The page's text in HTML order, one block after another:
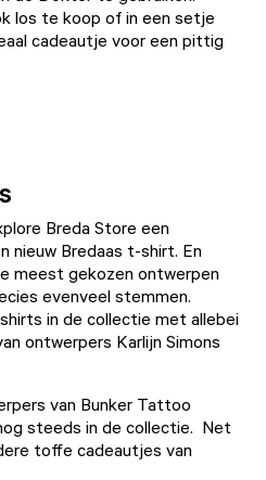
los te koop of in een setje
cadeautje voor een pittig
Breda Store een
nieuw Bredaas t-shirt. En
meest gekozen ontwerpen
evenveel stemmen.
in de collectie met allebei
ontwerpers Karlijn Simons
van Bunker Tattoo
steeds in de collectie. Net
toffe cadeautjes van